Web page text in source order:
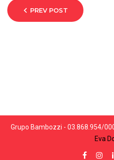
PREV POST
Grupo Bambozzi - 03.868.954/
Eva